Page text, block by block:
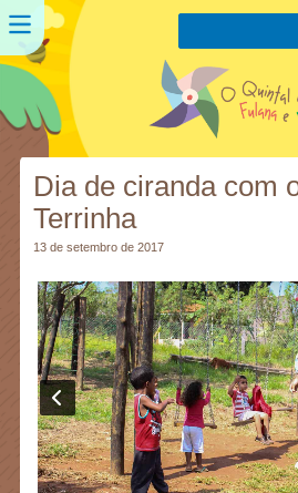
Dia de ciranda com
Terrinha
13 de setembro de 2017